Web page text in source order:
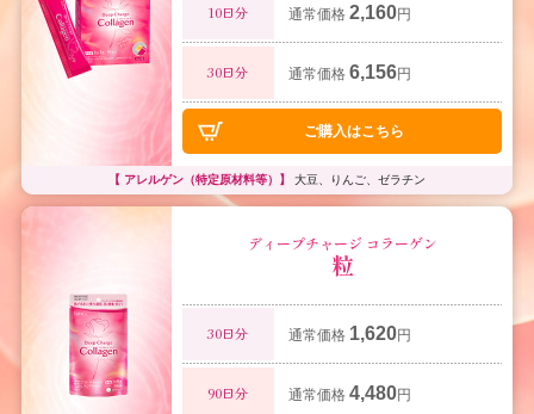
10日分 通常価格 2,160円
30日分 通常価格 6,156円
ご購入はこちら
【 アレルゲン（特定原材料等）】 大豆、りんご、ゼラチン
ディープチャージ コラーゲン
粒
30日分 通常価格 1,620円
90日分 通常価格 4,480円